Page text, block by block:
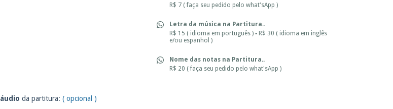
áudio da partitura: ( opcional )
R$ 7 ( faça seu pedido pelo what'sApp )
Letra da música na Partitura..
R$ 15 ( idioma em português ) ▪ R$ 30 ( idioma em inglês
e/ou espanhol )
Nome das notas na Partitura..
R$ 20 ( faça seu pedido pelo what'sApp )